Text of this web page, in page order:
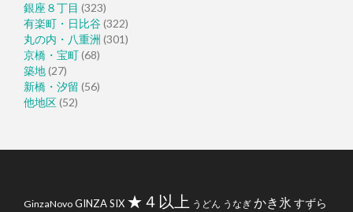
銀座８丁目 (323)
有楽町・日比谷(322)
丸の内・八重洲 (301)
京橋・宝町(68)
築地(27)
新橋・汐留 (56)
他地区(52)
GinzaNovo GINZA SIX ★４以上 うどん うなぎ かき氷 すずら